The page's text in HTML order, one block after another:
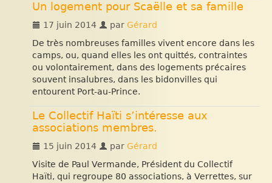
Un logement pour Scaëlle et sa famille
17 juin 2014 par Gérard
De très nombreuses familles vivent encore dans les
camps, ou, quand elles les ont quittés, contraintes
ou volontairement, dans des logements précaires
souvent insalubres, dans les bidonvilles qui
entourent Port-au-Prince.
Le Collectif Haïti s’intéresse aux
associations membres.
15 juin 2014 par Gérard
Visite de Paul Vermande, Président du Collectif
Haïti, qui regroupe 80 associations, à Verrettes, sur